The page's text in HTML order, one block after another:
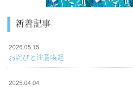
新着記事
2026.05.15
お詫びと注意喚起
2025.04.04